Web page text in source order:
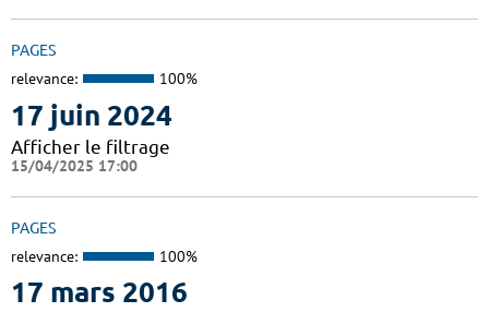
PAGES
relevance: 100%
17 juin 2024
Afficher le filtrage
15/04/2025 17:00
PAGES
relevance: 100%
17 mars 2016